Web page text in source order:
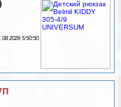
08 2026 5:50:50